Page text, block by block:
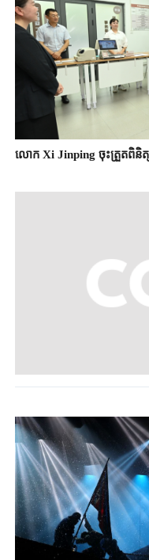
លោក Xi Jinping ចុះត្រួតពិនិត្